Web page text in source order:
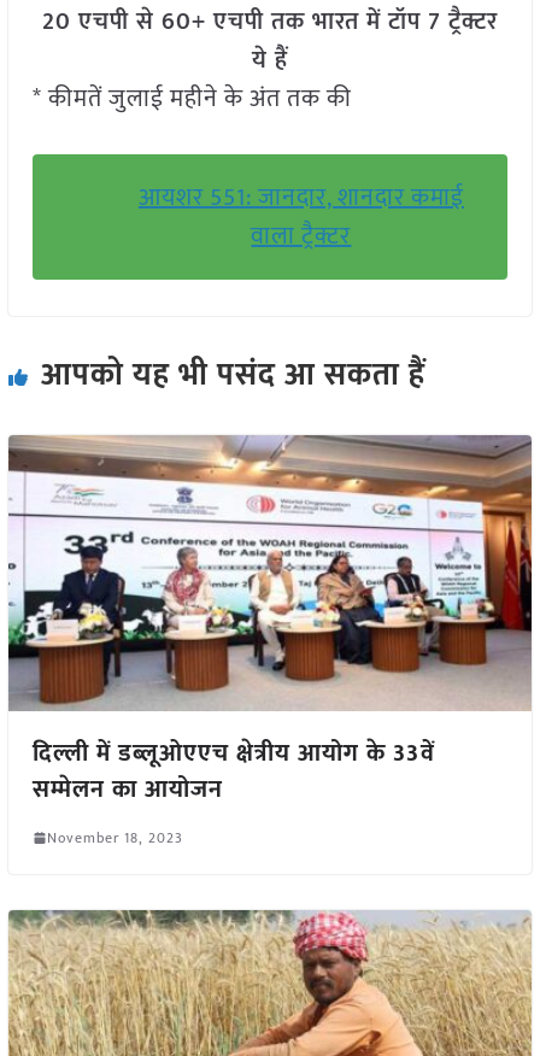
20 एचपी से 60+ एचपी तक भारत में टॉप 7 ट्रैक्टर
ये हैं
* कीमतें जुलाई महीने के अंत तक की
आयशर 551: जानदार, शानदार कमाई
वाला ट्रैक्टर
आपको यह भी पसंद आ सकता हैं
दिल्ली में डब्लूओएएच क्षेत्रीय आयोग के 33वें
सम्मेलन का आयोजन
November 18, 2023